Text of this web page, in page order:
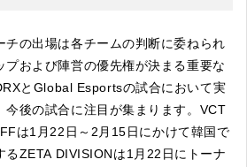
チの出場は各チームの判断に委ねられ
プおよび陣営の優先権が決まる重要な
とGlobal Esportsの試合において実
今後の試合に注目が集まります。VCT
は1月22日～2月15日にかけて韓国で
るZETA DIVISIONは1月22日にトーナ